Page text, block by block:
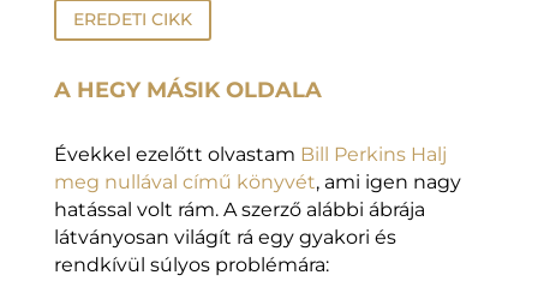
EREDETI CIKK
A HEGY MÁSIK OLDALA
Évekkel ezelőtt olvastam Bill Perkins Halj
meg nullával című könyvét, ami igen nagy
hatással volt rám. A szerző alábbi ábrája
látványosan világít rá egy gyakori és
rendkívül súlyos problémára: